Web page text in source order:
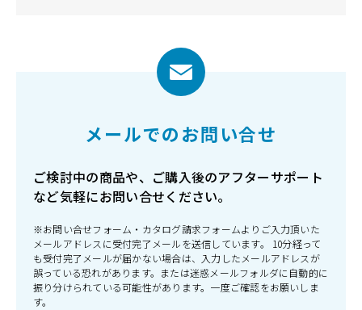
メールでのお問い合せ
ご検討中の商品や、ご購入後のアフターサポート
など気軽にお問い合せください。
※お問い合せフォーム・カタログ請求フォームよりご入力頂いた
メールアドレスに受付完了メールを送信しています。 10分経って
も受付完了メールが届かない場合は、入力したメールアドレスが
誤っている恐れがあります。または迷惑メールフォルダに自動的に
振り分けられている可能性があります。一度ご確認をお願いしま
す。